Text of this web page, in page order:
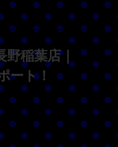
稲葉店｜
ート！